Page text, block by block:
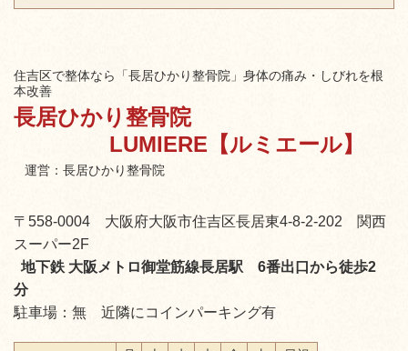
住吉区で整体なら「長居ひかり整骨院」身体の痛み・しびれを根
本改善
長居ひかり整骨院
LUMIERE【ルミエール】
運営：長居ひかり整骨院
〒558-0004 大阪府大阪市住吉区長居東4-8-2-202 関西
スーパー2F
地下鉄 大阪メトロ御堂筋線長居駅 6番出口から徒歩2
分
駐車場：無 近隣にコインパーキング有